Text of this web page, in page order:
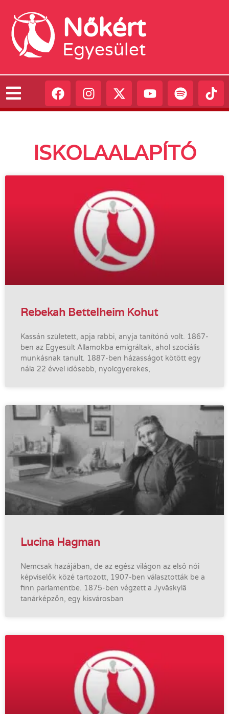
Nőkért
Egyesület
ISKOLAALAPÍTÓ
Rebekah Bettelheim Kohut
Kassán született, apja rabbi, anyja tanítónő volt. 1867-
ben az Egyesült Államokba emigráltak, ahol szociális
munkásnak tanult. 1887-ben házasságot kötött egy
nála 22 évvel idősebb, nyolcgyerekes,
Lucina Hagman
Nemcsak hazájában, de az egész világon az első női
képviselők közé tartozott, 1907-ben választották be a
finn parlamentbe. 1875-ben végzett a Jyväskylä
tanárképzőn, egy kisvárosban